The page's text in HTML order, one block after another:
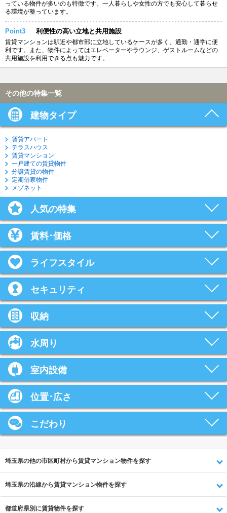
っている物件が多いのも特徴です。一人暮らしや女性の方でも安心して暮らせ
る環境が整っています。
Point3 利便性の高い立地と共用施設
賃貸マンションは駅近や都市部に立地しているケースが多く、通勤・通学に便
利です。また、物件によってはエレベーターやラウンジ、ゲストルームなどの
共用施設を利用できる点も魅力です。
その他の特集一覧
建物タイプ
賃貸アパート
テラスハウス
賃貸マンション
一戸建ての賃貸物件
分譲賃貸の物件
定期借家物件
メゾネット
人気の特集
賃料･価格
ライフスタイル
セキュリティ
収納
水周り
室内設備
位置･広さ
こだわり
埼玉県の他の市区町村から賃貸マンション物件を探す
埼玉県の沿線から賃貸マンション物件を探す
都道府県別に賃貸物件を探す